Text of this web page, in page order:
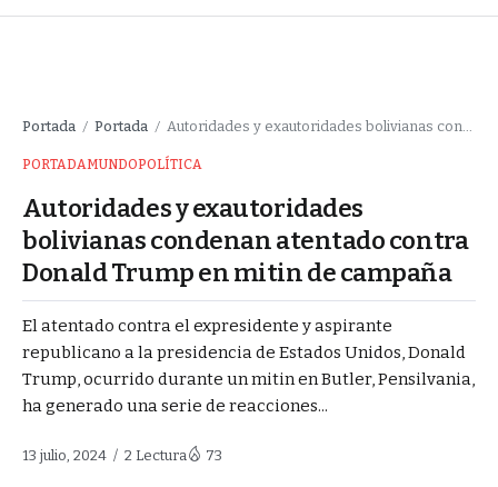
Portada / Portada / Autoridades y exautoridades bolivianas condenan atentado contra Donald Trump en mitin de campaña
PORTADAMUNDOPOLÍTICA
Autoridades y exautoridades
bolivianas condenan atentado contra
Donald Trump en mitin de campaña
El atentado contra el expresidente y aspirante
republicano a la presidencia de Estados Unidos, Donald
Trump, ocurrido durante un mitin en Butler, Pensilvania,
ha generado una serie de reacciones...
13 julio, 2024 2 Lectura 73